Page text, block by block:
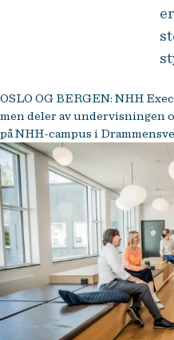
OSLO OG BERGEN: NHH
men deler av undervisningen
på NHH-campus i